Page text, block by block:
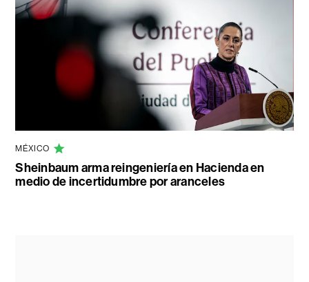
MÉXICO
Sheinbaum arma reingeniería en Hacienda en
medio de incertidumbre por aranceles